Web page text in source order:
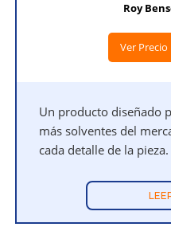
Roy
Ver Precio
Un producto diseñado
más solventes del
cada detalle de la pieza.